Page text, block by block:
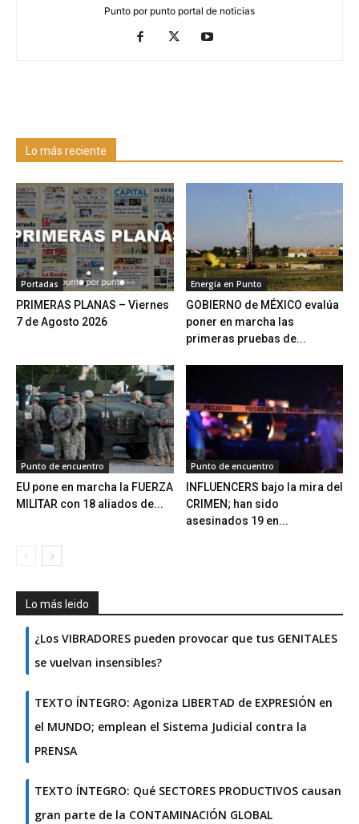
Punto por punto portal de noticias
Lo más reciente
Portadas
PRIMERAS PLANAS – Viernes
7 de Agosto 2026
Energía en Punto
GOBIERNO de MÉXICO evalúa
poner en marcha las
primeras pruebas de...
Punto de encuentro
EU pone en marcha la FUERZA
MILITAR con 18 aliados de...
Punto de encuentro
INFLUENCERS bajo la mira del
CRIMEN; han sido
asesinados 19 en...
Lo más leido
¿Los VIBRADORES pueden provocar que tus GENITALES
se vuelvan insensibles?
TEXTO ÍNTEGRO: Agoniza LIBERTAD de EXPRESIÓN en
el MUNDO; emplean el Sistema Judicial contra la
PRENSA
TEXTO ÍNTEGRO: Qué SECTORES PRODUCTIVOS causan
gran parte de la CONTAMINACIÓN GLOBAL